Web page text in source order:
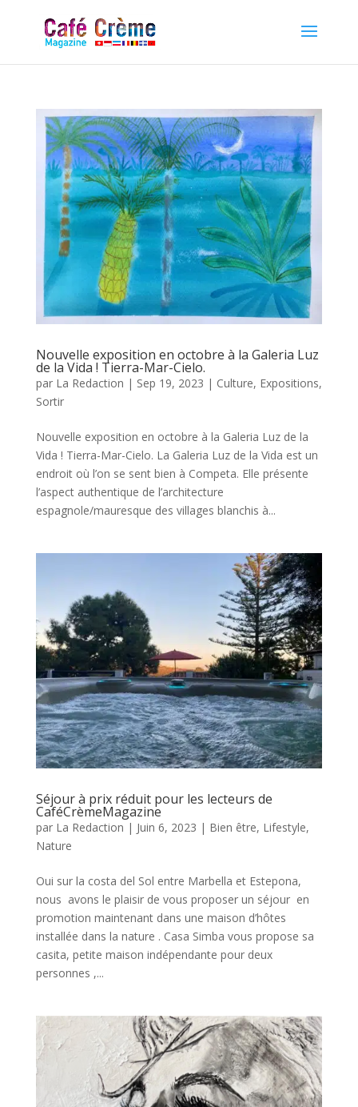
Nouvelle exposition en octobre à la Galeria Luz
de la Vida ! Tierra-Mar-Cielo.
par La Redaction | Sep 19, 2023 | Culture, Expositions,
Sortir
Nouvelle exposition en octobre à la Galeria Luz de la
Vida ! Tierra-Mar-Cielo. La Galeria Luz de la Vida est un
endroit où l’on se sent bien à Competa. Elle présente
l’aspect authentique de l’architecture
espagnole/mauresque des villages blanchis à...
Séjour à prix réduit pour les lecteurs de
CaféCrèmeMagazine
par La Redaction | Juin 6, 2023 | Bien être, Lifestyle,
Nature
Oui sur la costa del Sol entre Marbella et Estepona,
nous avons le plaisir de vous proposer un séjour en
promotion maintenant dans une maison d’hôtes
installée dans la nature . Casa Simba vous propose sa
casita, petite maison indépendante pour deux
personnes ,...